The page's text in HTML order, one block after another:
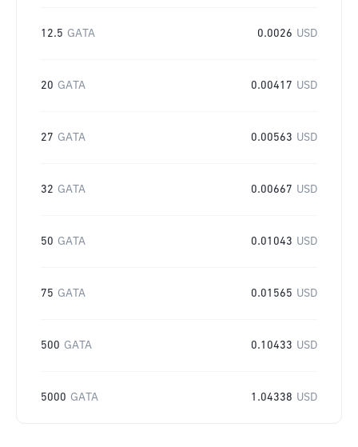
12.5 GATA 0.0026 USD
20 GATA 0.00417 USD
27 GATA 0.00563 USD
32 GATA 0.00667 USD
50 GATA 0.01043 USD
75 GATA 0.01565 USD
500 GATA 0.10433 USD
5000 GATA 1.04338 USD